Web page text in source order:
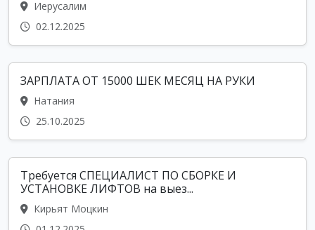
Иерусалим
02.12.2025
ЗАРПЛАТА ОТ 15000 ШЕК МЕСЯЦ НА РУКИ
Натания
25.10.2025
Требуется СПЕЦИАЛИСТ ПО СБОРКЕ И
УСТАНОВКЕ ЛИФТОВ на выез...
Кирьят Моцкин